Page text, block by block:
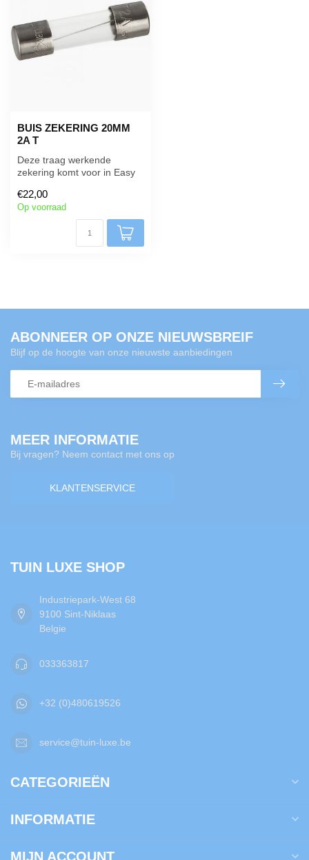
BUIS ZEKERING 20MM
2A T
Deze traag werkende
zekering komt voor in Easy
controle s...
€22,00
Op voorraad
MEER INFORMATIE
Bij vragen? Neem contact met ons op
KLANTENSERVICE
ABONNEER OP ONZE NIEUWSBREIF
Blijf op de hoogte van onze nieuwste aanbiedingen
TUIN LUXE SHOP
Industriepark-West 68
9100 Sint-Niklaas
Belgie
033363817
+32 (0)480619526
service@tuin-luxe.be
CATEGORIEËN
INFORMATIE
MIJN ACCOUNT